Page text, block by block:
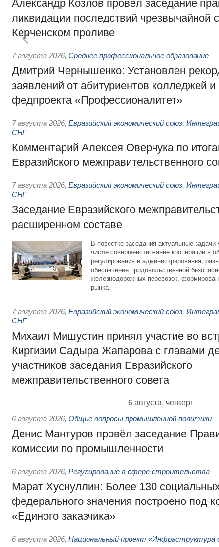
Александр Козлов провёл заседание
ликвидации последствий чрезвычайной
Керченском проливе
7 августа 2026, Среднее профессиональное образование
Дмитрий Чернышенко: Установлен
заявлений от абитуриентов колледжей и
федпроекта «Профессионалитет»
7 августа 2026, Евразийский экономический союз.
СНГ
Комментарий Алексея Оверчука по
Евразийского межправительственного
7 августа 2026, Евразийский экономический союз.
СНГ
Заседание Евразийского
расширенном составе
В повестке заседания актуальные задачи
числе совершенствование кооперации в
регулирования и администрирования,
обеспечение продовольственной
железнодорожных перевозок,
рынка.
7 августа 2026, Евразийский экономический союз.
СНГ
Михаил Мишустин принял участие во
Киргизии Садыра Жапарова с главами
участников заседания Евразийского
межправительственного совета
6 августа, четверг
6 августа 2026, Общие вопросы промышленной политики
Денис Мантуров провёл заседание
комиссии по промышленности
6 августа 2026, Регулирование в сфере строительства
Марат Хуснуллин: Более 130
федерального значения построено под
«Единого заказчика»
6 августа 2026, Национальный проект «Инфраструктура